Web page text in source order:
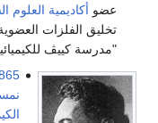
عضو أكاديمية العلوم
"مدرسة كييڤ